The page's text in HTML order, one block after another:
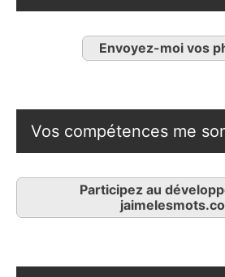
Envoyez-moi vos
Vos compétences me
Participez au